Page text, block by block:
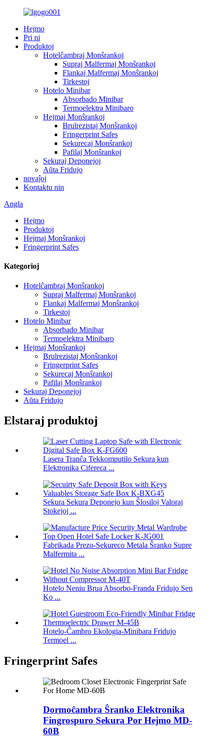
Hejmo
Pri ni
Produktoj
Hotelĉambraj Monŝrankoj
Supraj Malfermaj Monŝrankoj
Flankaj Malfermaj Monŝrankoj
Tirkestoj
Hotelo Minibar
Absorbado Minibar
Termoelektra Minibaro
Hejmaj Monŝrankoj
Brulrezistaj Monŝrankoj
Fringerprint Safes
Sekurecaj Monŝrankoj
Pafilaj Monŝrankoj
Sekuraj Deponejoj
Aŭta Fridujo
novaĵoj
Kontaktu nin
Angla
Hejmo
Produktoj
Hejmaj Monŝrankoj
Fringerprint Safes
Kategorioj
Hotelĉambraj Monŝrankoj
Supraj Malfermaj Monŝrankoj
Flankaj Malfermaj Monŝrankoj
Tirkestoj
Hotelo Minibar
Absorbado Minibar
Termoelektra Minibaro
Hejmaj Monŝrankoj
Brulrezistaj Monŝrankoj
Fringerprint Safes
Sekurecaj Monŝrankoj
Pafilaj Monŝrankoj
Sekuraj Deponejoj
Aŭta Fridujo
Elstaraj produktoj
Lasera Tranĉa Tekkomputilo Sekura kun
Elektronika Cifereca ...
Sekura Sekura Deponejo kun Ŝlosiloj Valoraj
Stokejoj ...
Fabrikada Prezo-Sekureco Metala Ŝranko Supre
Malfermita ...
Hotelo Neniu Brua Absorbo-Franda Fridujo Sen
Ko ...
Hotelo-Ĉambro Ekologia-Minibara Fridujo
Termoel ...
Fringerprint Safes
Dormoĉambra Ŝranko Elektronika
Fingrospuro Sekura Por Hejmo MD-
60B